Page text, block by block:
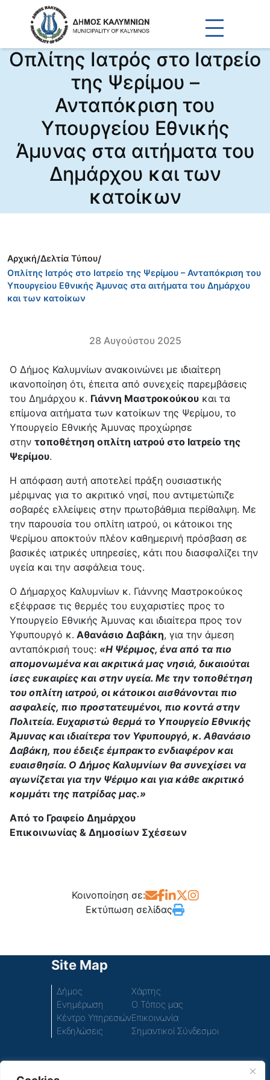
Οπλίτης Ιατρός στο Ιατρείο
της Ψερίμου –
Ανταπόκριση του
Υπουργείου Εθνικής
Άμυνας στα αιτήματα του
Δημάρχου και των
κατοίκων
Αρχική/Δελτία Τύπου/
Οπλίτης Ιατρός στο Ιατρείο της Ψερίμου – Ανταπόκριση του
Υπουργείου Εθνικής Άμυνας στα αιτήματα του Δημάρχου
και των κατοίκων
28 Αυγούστου 2025
Ο Δήμος Καλυμνίων ανακοινώνει με ιδιαίτερη
ικανοποίηση ότι, έπειτα από συνεχείς παρεμβάσεις
του Δημάρχου κ. Γιάννη Μαστροκούκου και τα
επίμονα αιτήματα των κατοίκων της Ψερίμου, το
Υπουργείο Εθνικής Άμυνας προχώρησε
στην τοποθέτηση οπλίτη ιατρού στο Ιατρείο της
Ψερίμου.
Η απόφαση αυτή αποτελεί πράξη ουσιαστικής
μέριμνας για το ακριτικό νησί, που αντιμετώπιζε
σοβαρές ελλείψεις στην πρωτοβάθμια περίθαλψη. Με
την παρουσία του οπλίτη ιατρού, οι κάτοικοι της
Ψερίμου αποκτούν πλέον καθημερινή πρόσβαση σε
βασικές ιατρικές υπηρεσίες, κάτι που διασφαλίζει την
υγεία και την ασφάλεια τους.
Ο Δήμαρχος Καλυμνίων κ. Γιάννης Μαστροκούκος
εξέφρασε τις θερμές του ευχαριστίες προς το
Υπουργείο Εθνικής Άμυνας και ιδιαίτερα προς τον
Υφυπουργό κ. Αθανάσιο Δαβάκη, για την άμεση
ανταπόκρισή τους: «Η Ψέριμος, ένα από τα πιο
απομονωμένα και ακριτικά μας νησιά, δικαιούται
ίσες ευκαιρίες και στην υγεία. Με την τοποθέτηση
του οπλίτη ιατρού, οι κάτοικοι αισθάνονται πιο
ασφαλείς, πιο προστατευμένοι, πιο κοντά στην
Πολιτεία. Ευχαριστώ θερμά το Υπουργείο Εθνικής
Άμυνας και ιδιαίτερα τον Υφυπουργό, κ. Αθανάσιο
Δαβάκη, που έδειξε έμπρακτο ενδιαφέρον και
ευαισθησία. Ο Δήμος Καλυμνίων θα συνεχίσει να
αγωνίζεται για την Ψέριμο και για κάθε ακριτικό
κομμάτι της πατρίδας μας.»
Από το Γραφείο Δημάρχου
Επικοινωνίας & Δημοσίων Σχέσεων
Κοινοποίηση σε:
Εκτύπωση σελίδας
Site Map
Δήμος
Ενημέρωση
Κέντρο Υπηρεσιών
Εκδηλώσεις
Χάρτης
Ο Τόπος μας
Επικοινωνία
Σημαντικοί Σύνδεσμοι